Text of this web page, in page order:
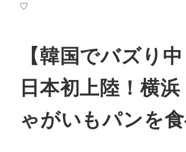
♡
【韓国でバズり
日本初上陸！横
ゃがいもパンを